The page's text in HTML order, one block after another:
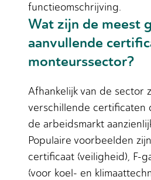
functieomschrijving.
Wat zijn de meest
aanvullende
monteurssector?
Afhankelijk van de sector
verschillende certificaten
de arbeidsmarkt
Populaire voorbeelden
certificaat (veiligheid), F-
(voor koel- en